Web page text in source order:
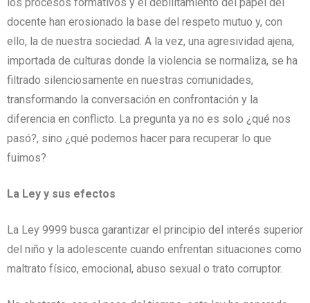
docente han erosionado la base del respeto mutuo y, con
ello, la de nuestra sociedad. A la vez, una agresividad ajena,
importada de culturas donde la violencia se normaliza, se ha
filtrado silenciosamente en nuestras comunidades,
transformando la conversación en confrontación y la
diferencia en conflicto. La pregunta ya no es solo ¿qué nos
pasó?, sino ¿qué podemos hacer para recuperar lo que
fuimos?
La Ley y sus efectos
La Ley 9999 busca garantizar el principio del interés superior
del niño y la adolescente cuando enfrentan situaciones como
maltrato físico, emocional, abuso sexual o trato corruptor.